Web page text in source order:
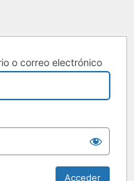
o correo electrónico